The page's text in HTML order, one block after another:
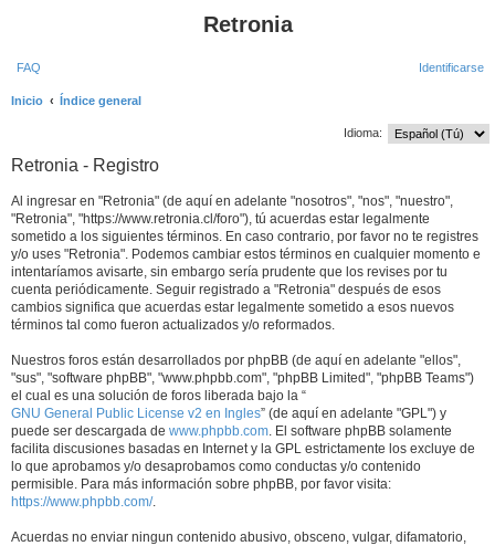
Retronia
FAQ Identificarse
Inicio
Índice general
u
Idioma:
Retronia - Registro
Al ingresar en "Retronia" (de aquí en adelante "nosotros", "nos", "nuestro",
"Retronia", "https://www.retronia.cl/foro"), tú acuerdas estar legalmente
sometido a los siguientes términos. En caso contrario, por favor no te registres
y/o uses "Retronia". Podemos cambiar estos términos en cualquier momento e
intentaríamos avisarte, sin embargo sería prudente que los revises por tu
cuenta periódicamente. Seguir registrado a "Retronia" después de esos
cambios significa que acuerdas estar legalmente sometido a esos nuevos
términos tal como fueron actualizados y/o reformados.
Nuestros foros están desarrollados por phpBB (de aquí en adelante "ellos",
"sus", "software phpBB", "www.phpbb.com", "phpBB Limited", "phpBB Teams")
el cual es una solución de foros liberada bajo la “
GNU General Public License v2 en Ingles” (de aquí en adelante "GPL") y
puede ser descargada de www.phpbb.com. El software phpBB solamente
facilita discusiones basadas en Internet y la GPL estrictamente los excluye de
lo que aprobamos y/o desaprobamos como conductas y/o contenido
permisible. Para más información sobre phpBB, por favor visita:
https://www.phpbb.com/.
Acuerdas no enviar ningun contenido abusivo, obsceno, vulgar, difamatorio,